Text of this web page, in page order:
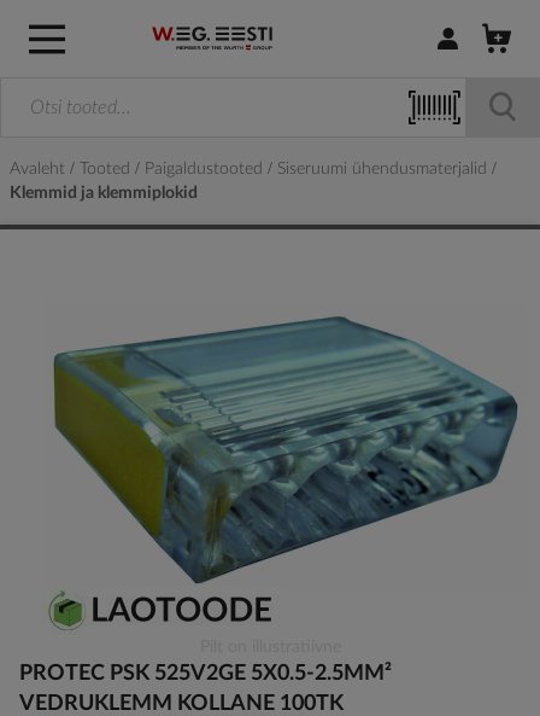
Logi sisse /
Avaleht Tooted Paigaldustooted
Siseruumi ühendusmaterjalid
Klemmid ja klemmiplokid
gallery
to
the
PROTEC PSK 525V2GE 5X0.5-2.5MM²
VEDRUKLEMM KOLLANE 100TK